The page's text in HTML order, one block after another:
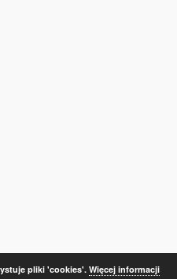
pliki 'cookies'. Więcej informacji